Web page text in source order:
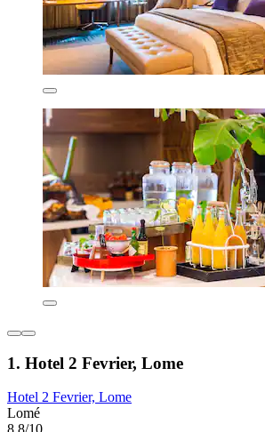
1. Hotel 2 Fevrier, Lome
Hotel 2 Fevrier, Lome
Lomé